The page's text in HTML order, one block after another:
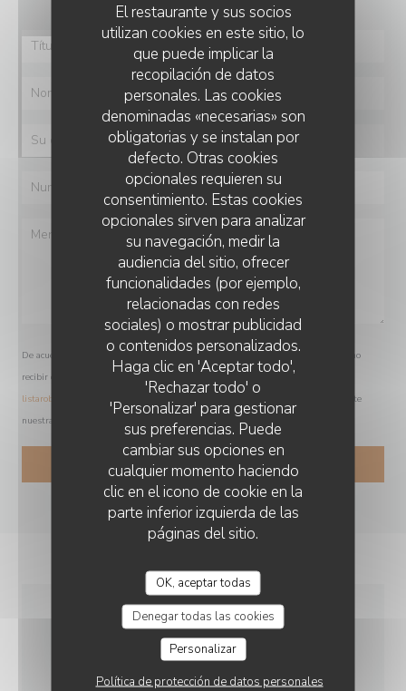
El restaurante y sus socios
utilizan cookies en este sitio, lo
que puede implicar la
recopilación de datos
personales. Las cookies
denominadas «necesarias» son
obligatorias y se instalan por
defecto. Otras cookies
opcionales requieren su
consentimiento. Estas cookies
opcionales sirven para analizar
su navegación, medir la
audiencia del sitio, ofrecer
funcionalidades (por ejemplo,
relacionadas con redes
sociales) o mostrar publicidad
o contenidos personalizados.
Haga clic en 'Aceptar todo',
'Rechazar todo' o
'Personalizar' para gestionar
sus preferencias. Puede
cambiar sus opciones en
cualquier momento haciendo
clic en el icono de cookie en la
parte inferior izquierda de las
páginas del sitio.
OK, aceptar todas
Denegar todas las cookies
Personalizar
Política de protección de datos personales
De acuerdo con la normativa de protección de datos, puede ejercer su derecho a no
recibir comunicaciones comerciales inscribiéndose en la Lista Robinson:
listarobinson.es
. Para más información sobre el tratamiento de sus datos, consulte
nuestra
INFORMACIÓN
GENERAL